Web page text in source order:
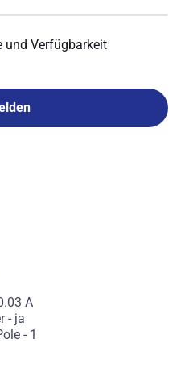
und Verfügbarkeit
A
- ja
- 1